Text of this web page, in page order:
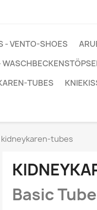
- VENTO-SHOES
TUBES
kidneykaren-tubes
Basic Tube